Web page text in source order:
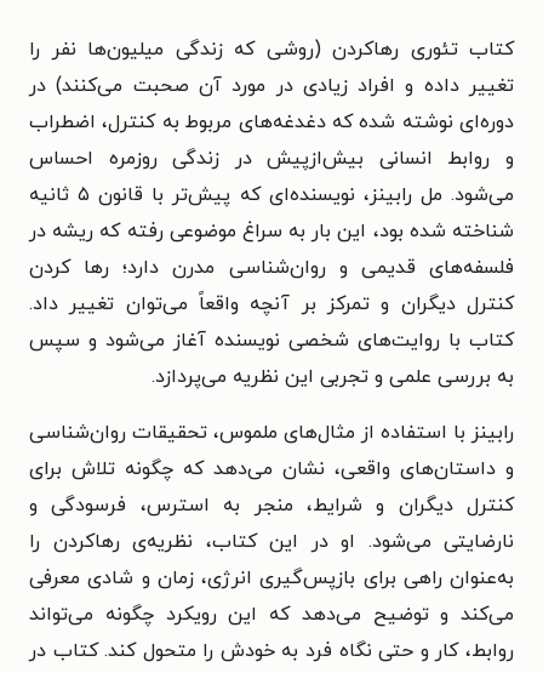
کتاب تئوری رهاکردن (روشی که زندگی میلیون‌ها نفر را
تغییر داده و افراد زیادی در مورد آن صحبت می‌کنند) در
دوره‌ای نوشته شده که دغدغه‌های مربوط به کنترل، اضطراب
و روابط انسانی بیش‌ازپیش در زندگی روزمره احساس
می‌شود. مل رابینز، نویسنده‌ای که پیش‌تر با قانون ۵ ثانیه
شناخته شده بود، این بار به سراغ موضوعی رفته که ریشه در
فلسفه‌های قدیمی و روان‌شناسی مدرن دارد؛ رها کردن
کنترل دیگران و تمرکز بر آنچه واقعاً می‌توان تغییر داد.
کتاب با روایت‌های شخصی نویسنده آغاز می‌شود و سپس
به بررسی علمی و تجربی این نظریه می‌پردازد.
رابینز با استفاده از مثال‌های ملموس، تحقیقات روان‌شناسی
و داستان‌های واقعی، نشان می‌دهد که چگونه تلاش برای
کنترل دیگران و شرایط، منجر به استرس، فرسودگی و
نارضایتی می‌شود. او در این کتاب، نظریه‌ی رهاکردن را
به‌عنوان راهی برای بازپس‌گیری انرژی، زمان و شادی معرفی
می‌کند و توضیح می‌دهد که این رویکرد چگونه می‌تواند
روابط، کار و حتی نگاه فرد به خودش را متحول کند. کتاب در